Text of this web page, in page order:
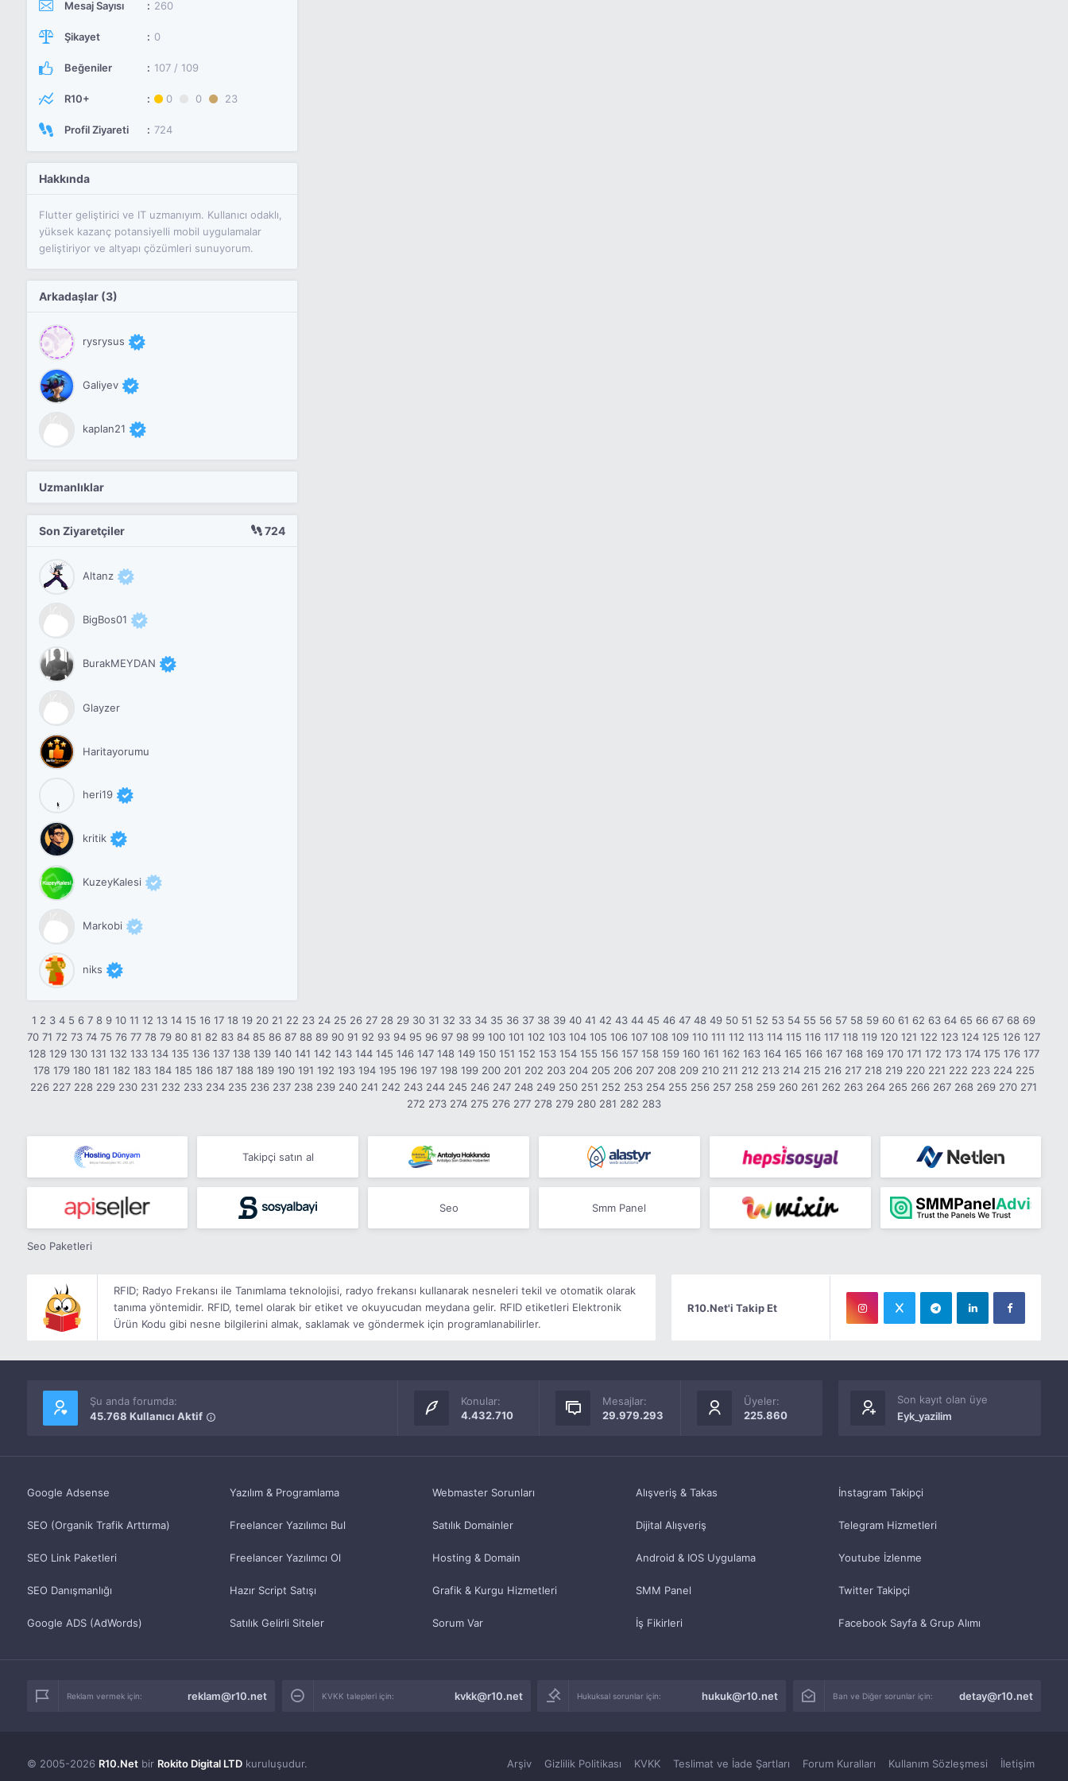
Mesaj Sayısı 260
Şikayet 0
Beğeniler 107 / 109
R10+ 0 0 23
Profil Ziyareti 724
Hakkında
Flutter geliştirici ve IT uzmanıyım. Kullanıcı odaklı,
yüksek kazanç potansiyelli mobil uygulamalar
geliştiriyor ve altyapı çözümleri sunuyorum.
Arkadaşlar (3)
rysrysus
Galiyev
kaplan21
Uzmanlıklar
Son Ziyaretçiler 724
Altanz
BigBos01
BurakMEYDAN
Glayzer
Haritayorumu
heri19
kritik
KuzeyKalesi
Markobi
niks
1 2 3 4 5 6 7 8 9 10 11 12 13 14 15 16 17 18 19 20 21 22 23 24 25 26 27 28 29 30 31 32 33 34 35 36 37 38 39 40 41 42 43 44 45 46 47 48 49 50 51 52 53 54 55 56 57 58 59 60 61 62 63 64 65 66 67 68 69
70 71 72 73 74 75 76 77 78 79 80 81 82 83 84 85 86 87 88 89 90 91 92 93 94 95 96 97 98 99 100 101 102 103 104 105 106 107 108 109 110 111 112 113 114 115 116 117 118 119 120 121 122 123 124 125 126 127
128 129 130 131 132 133 134 135 136 137 138 139 140 141 142 143 144 145 146 147 148 149 150 151 152 153 154 155 156 157 158 159 160 161 162 163 164 165 166 167 168 169 170 171 172 173 174 175 176 177
178 179 180 181 182 183 184 185 186 187 188 189 190 191 192 193 194 195 196 197 198 199 200 201 202 203 204 205 206 207 208 209 210 211 212 213 214 215 216 217 218 219 220 221 222 223 224 225
226 227 228 229 230 231 232 233 234 235 236 237 238 239 240 241 242 243 244 245 246 247 248 249 250 251 252 253 254 255 256 257 258 259 260 261 262 263 264 265 266 267 268 269 270 271
272 273 274 275 276 277 278 279 280 281 282 283
Takipçi satın al
Seo Smm Panel
Seo Paketleri
RFID; Radyo Frekansı ile Tanımlama teknolojisi, radyo frekansı kullanarak nesneleri tekil ve otomatik olarak
tanıma yöntemidir. RFID, temel olarak bir etiket ve okuyucudan meydana gelir. RFID etiketleri Elektronik
Ürün Kodu gibi nesne bilgilerini almak, saklamak ve göndermek için programlanabilirler.
R10.Net'i Takip Et
Şu anda forumda:
45.768 Kullanıcı Aktif
Konular:
4.432.710
Mesajlar:
29.979.293
Üyeler:
225.860
Son kayıt olan üye
Eyk_yazilim
Google Adsense
SEO (Organik Trafik Arttırma)
SEO Link Paketleri
SEO Danışmanlığı
Google ADS (AdWords)
Yazılım & Programlama
Freelancer Yazılımcı Bul
Freelancer Yazılımcı Ol
Hazır Script Satışı
Satılık Gelirli Siteler
Webmaster Sorunları
Satılık Domainler
Hosting & Domain
Grafik & Kurgu Hizmetleri
Sorum Var
Alışveriş & Takas
Dijital Alışveriş
Android & IOS Uygulama
SMM Panel
İş Fikirleri
İnstagram Takipçi
Telegram Hizmetleri
Youtube İzlenme
Twitter Takipçi
Facebook Sayfa & Grup Alımı
Reklam vermek için: reklam@r10.net KVKK talepleri için: kvkk@r10.net Hukuksal sorunlar için: hukuk@r10.net Ban ve Diğer sorunlar için: detay@r10.net
© 2005-2026 R10.Netbir Rokito Digital LTDkuruluşudur. Arşiv Gizlilik Politikası KVKK Teslimat ve İade Şartları Forum Kuralları Kullanım Sözleşmesi İletişim